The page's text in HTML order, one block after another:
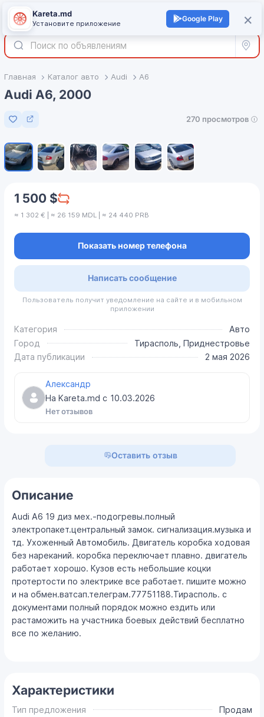
Войти +
Все
Главная Каталог авто Audi A6
Audi A6, 2000
Добавить в избранное
270 просмотров
1 500 $
≈ 1 302 € | ≈ 26 159 MDL | ≈ 24 440 PRB
Показать номер телефона
Написать сообщение
Пользователь получит уведомление на сайте и в мобильном
приложении
Категория
Авто
Город
Тирасполь, Приднестровье
Дата публикации
2 мая 2026
Александр
На Kareta.md с 10.03.2026
Нет отзывов
Оставить отзыв
Описание
Audi A6 19 диз мех.-подогревы.полный
электропакет.центральный замок. сигнализация.музыка и
тд. Ухоженный Автомобиль. Двигатель коробка ходовая
без нареканий. коробка переключает плавно. двигатель
работает хорошо. Кузов есть небольшие коцки
протертости по электрике все работает. пишите можно
и на обмен.ватсап.телеграм.77751188.Тирасполь. с
документами полный порядок можно ездить или
растаможить на участника боевых действий бесплатно
все по желанию.
Характеристики
Тип предложения
Продам
×
Kareta.md
Установите приложение
Google Play